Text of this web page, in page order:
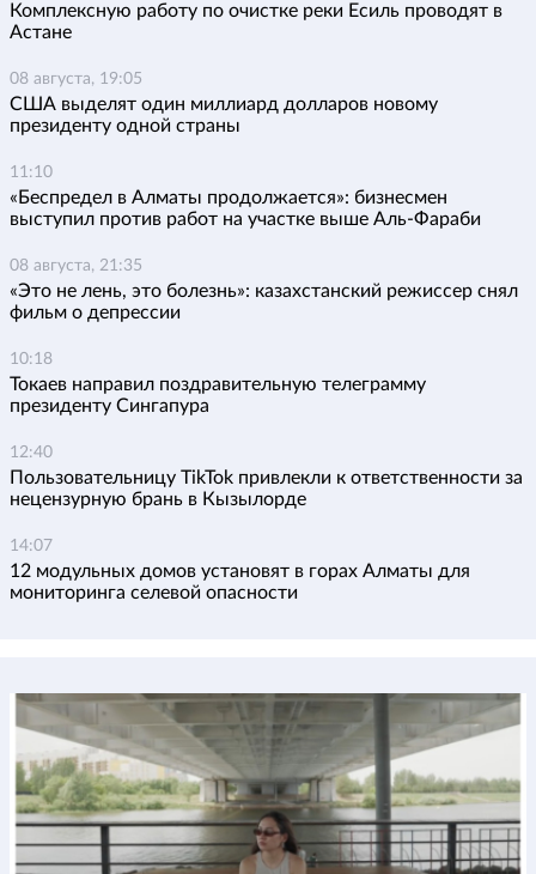
Комплексную работу по очистке реки Есиль проводят в
Астане
08 августа, 19:05
США выделят один миллиард долларов новому
президенту одной страны
11:10
«Беспредел в Алматы продолжается»: бизнесмен
выступил против работ на участке выше Аль-Фараби
08 августа, 21:35
«Это не лень, это болезнь»: казахстанский режиссер снял
фильм о депрессии
10:18
Токаев направил поздравительную телеграмму
президенту Сингапура
12:40
Пользовательницу TikTok привлекли к ответственности за
нецензурную брань в Кызылорде
14:07
12 модульных домов установят в горах Алматы для
мониторинга селевой опасности